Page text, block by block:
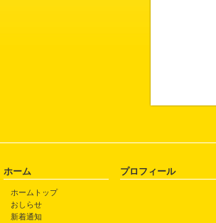
ホーム
ホームトップ
おしらせ
新着通知
プロフィール